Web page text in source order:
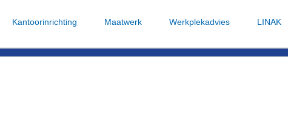
Kantoorinrichting Maatwerk Werkplekadvies LINAK